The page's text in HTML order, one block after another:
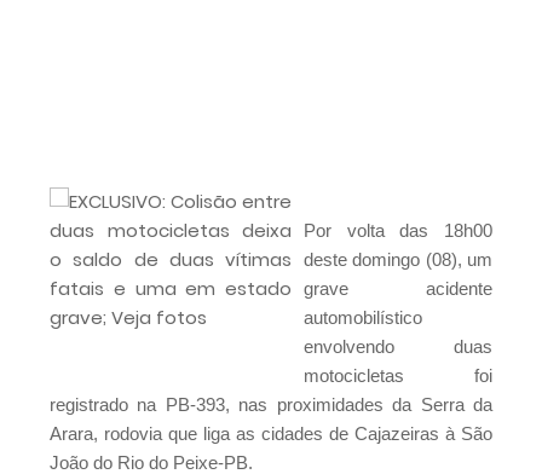
exercício de 2024 aprovadas pelo TCE da
Paraíba.
São Vicente do Seridó - PB - Palmeiras de
Seridó é o grande campeão da Série B 2026
São Vicente do Seridó-PB - Gestão realiza a
entrega de kits de EPIs para os servidores da
Secretaria de Infraestrutura
Jovem atleta de Soledade é selecionado
para integrar projeto Nacional da Olympikus e
Por volta das 18h00
deste domingo (08), um
grave acidente
automobilístico
envolvendo duas
motocicletas foi
registrado na PB-393, nas proximidades da Serra da
Arara, rodovia que liga as cidades de Cajazeiras à São
João do Rio do Peixe-PB.